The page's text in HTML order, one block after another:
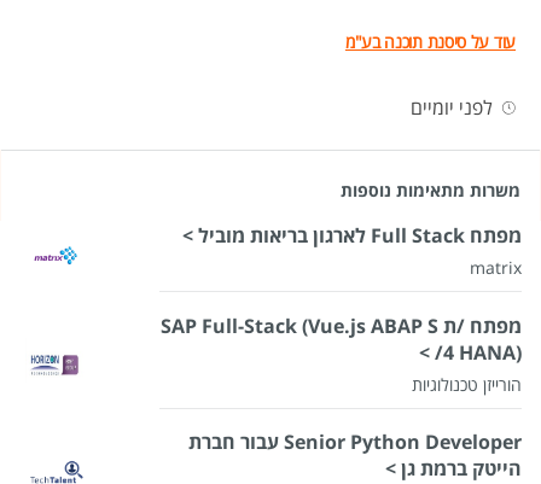
עוד על סיסנת תוכנה בע"מ
לפני יומיים
משרות מתאימות נוספות
מפתח Full Stack לארגון בריאות מוביל >
matrix
מפתח /ת SAP Full-Stack (Vue.js ABAP S
/4 HANA) >
הורייזן טכנולוגיות
Senior Python Developer עבור חברת
הייטק ברמת גן >